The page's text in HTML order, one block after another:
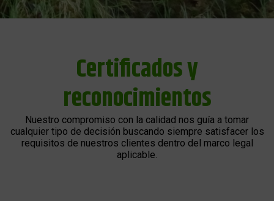
Certificados y
reconocimientos
Nuestro compromiso con la calidad nos guía a tomar
cualquier tipo de decisión buscando siempre satisfacer los
requisitos de nuestros clientes dentro del marco legal
aplicable.